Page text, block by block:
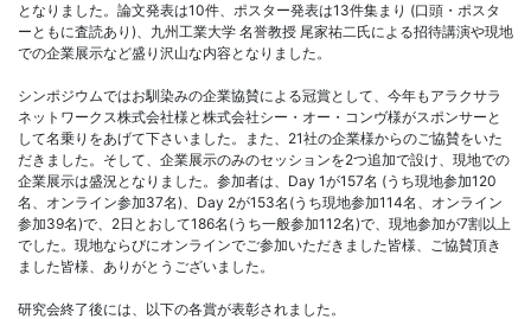
となりました。論文発表は10件、ポスター発表は13件集まり (口頭・ポスタ
ーともに査読あり)、九州工業大学 名誉教授 尾家祐二氏による招待講演や現地
での企業展示など盛り沢山な内容となりました。
シンポジウムではお馴染みの企業協賛による冠賞として、今年もアラクサラ
ネットワークス株式会社様と株式会社シー・オー・コンヴ様がスポンサーと
して名乗りをあげて下さいました。また、21社の企業様からのご協賛をいた
だきました。そして、企業展示のみのセッションを2つ追加で設け、現地での
企業展示は盛況となりました。参加者は、Day 1が157名 (うち現地参加120
名、オンライン参加37名)、Day 2が153名(うち現地参加114名、オンライン
参加39名)で、2日とおして186名(うち一般参加112名)で、現地参加が7割以上
でした。現地ならびにオンラインでご参加いただきました皆様、ご協賛頂き
ました皆様、ありがとうございました。
研究会終了後には、以下の各賞が表彰されました。